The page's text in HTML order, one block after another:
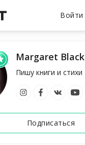
Войти
Margaret Black
Пишу книги и стихи
Подписаться